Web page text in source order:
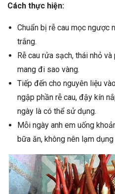
Cách thực hiện:
Chuẩn bị rễ cau mọc ngược
trắng.
Rễ cau rửa sạch, thái nhỏ
mang đi sao vàng.
Tiếp đến cho nguyên liệu
ngập phần rễ cau, đậy kín
ngày là có thể sử dụng.
Mỗi ngày anh em uống
bữa ăn, không nên lạm dụng